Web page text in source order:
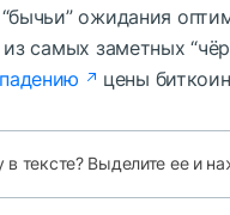
ожидания
самых заметных
цены
тексте? Выделите ее и